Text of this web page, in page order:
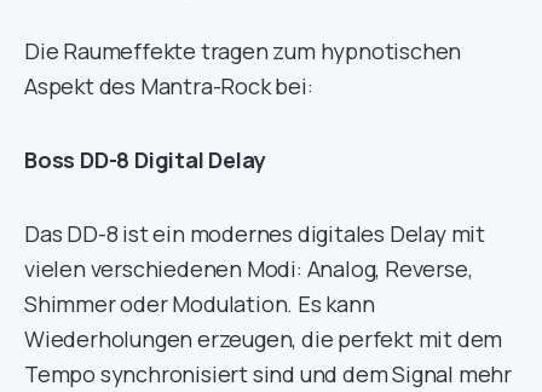
Die Raumeffekte tragen zum hypnotischen
Aspekt des Mantra-Rock bei:
Boss DD-8 Digital Delay
Das DD-8 ist ein modernes digitales Delay mit
vielen verschiedenen Modi: Analog, Reverse,
Shimmer oder Modulation. Es kann
Wiederholungen erzeugen, die perfekt mit dem
Tempo synchronisiert sind und dem Signal mehr